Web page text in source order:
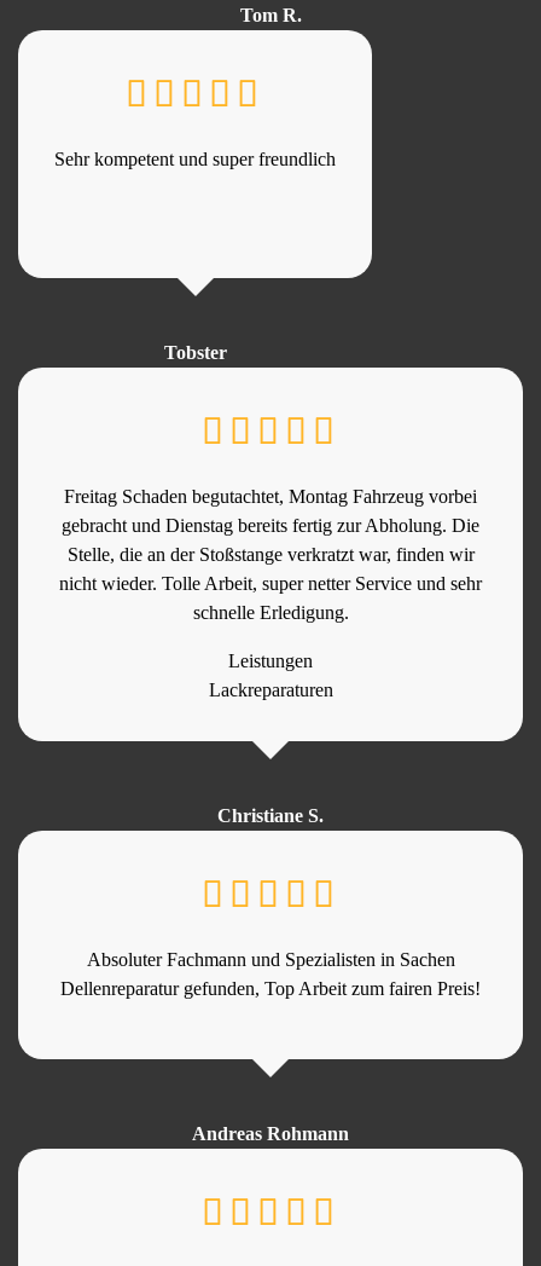
Tom R.
Sehr kompetent und super freundlich
Tobster
Freitag Schaden begutachtet, Montag Fahrzeug vorbei
gebracht und Dienstag bereits fertig zur Abholung. Die
Stelle, die an der Stoßstange verkratzt war, finden wir
nicht wieder. Tolle Arbeit, super netter Service und sehr
schnelle Erledigung.
Leistungen
Lackreparaturen
Christiane S.
Absoluter Fachmann und Spezialisten in Sachen
Dellenreparatur gefunden, Top Arbeit zum fairen Preis!
Andreas Rohmann